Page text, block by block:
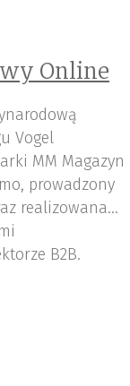
Online
Vogel
MM Magazyn
prowadzony
realizowana
B2B.